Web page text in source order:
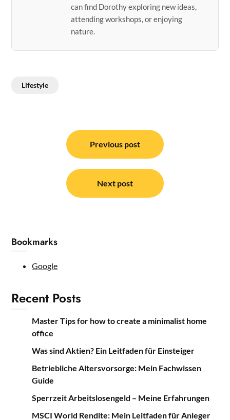
can find Dorothy exploring new ideas,
attending workshops, or enjoying
nature.
Lifestyle
navigation
Previous post
Next post
Bookmarks
Google
Recent Posts
Master Tips for how to create a minimalist home
office
Was sind Aktien? Ein Leitfaden für Einsteiger
Betriebliche Altersvorsorge: Mein Fachwissen
Guide
Sperrzeit Arbeitslosengeld – Meine Erfahrungen
MSCI World Rendite: Mein Leitfaden für Anleger